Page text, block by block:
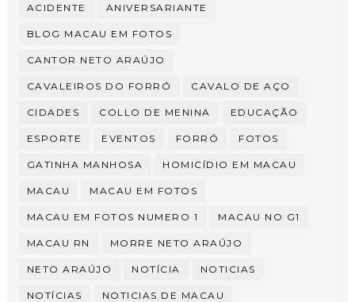
ACIDENTE ANIVERSARIANTE
BLOG MACAU EM FOTOS
CANTOR NETO ARAÚJO
CAVALEIROS DO FORRÓ CAVALO DE AÇO
CIDADES COLLO DE MENINA EDUCAÇÃO
ESPORTE EVENTOS FORRÓ FOTOS
GATINHA MANHOSA HOMICÍDIO EM MACAU
MACAU MACAU EM FOTOS
MACAU EM FOTOS NUMERO 1 MACAU NO G1
MACAU RN MORRE NETO ARAÚJO
NETO ARAÚJO NOTÍCIA NOTICIAS
NOTÍCIAS NOTICIAS DE MACAU